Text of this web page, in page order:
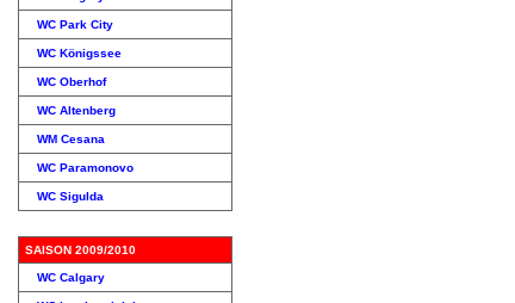
WC Park City
WC Königssee
WC Oberhof
WC Altenberg
WM Cesana
WC Paramonovo
WC Sigulda
SAISON 2009/2010
WC Calgary